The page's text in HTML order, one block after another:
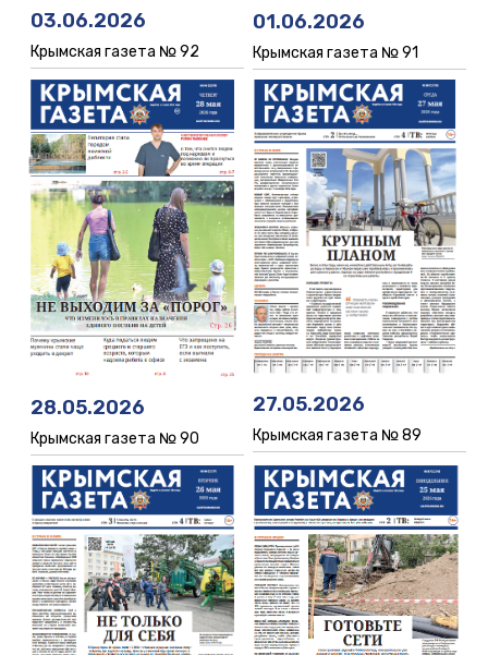
03.06.2026
Крымская газета № 92
01.06.2026
Крымская газета № 91
28.05.2026
Крымская газета № 90
27.05.2026
Крымская газета № 89